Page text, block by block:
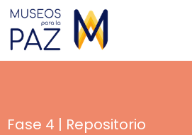
Fase 4 | Repositorio